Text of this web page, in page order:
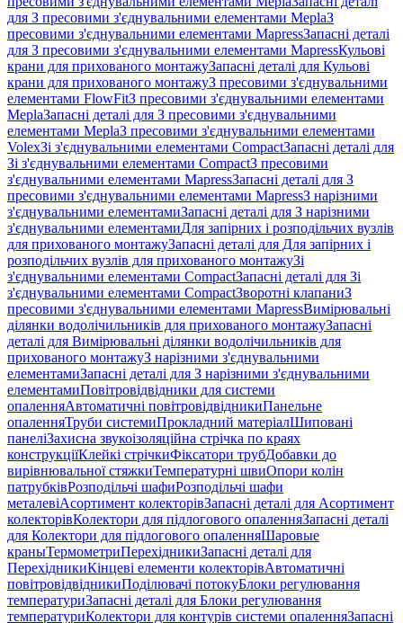
для З пресовими з'єднувальними елементами MeplaЗ
пресовими з'єднувальними елементами MapressЗапасні деталі
для З пресовими з'єднувальними елементами MapressКульові
крани для прихованого монтажуЗапасні деталі для Кульові
крани для прихованого монтажуЗ пресовими з'єднувальними
елементами FlowFitЗ пресовими з'єднувальними елементами
MeplaЗапасні деталі для З пресовими з'єднувальними
елементами MeplaЗ пресовими з'єднувальними елементами
VolexЗі з'єднувальними елементами CompactЗапасні деталі для
Зі з'єднувальними елементами CompactЗ пресовими
з'єднувальними елементами MapressЗапасні деталі для З
пресовими з'єднувальними елементами MapressЗ нарізними
з'єднувальними елементамиЗапасні деталі для З нарізними
з'єднувальними елементамиДля запірних і розподільчих вузлів
для прихованого монтажуЗапасні деталі для Для запірних і
розподільчих вузлів для прихованого монтажуЗі
з'єднувальними елементами CompactЗапасні деталі для Зі
з'єднувальними елементами CompactЗворотні клапаниЗ
пресовими з'єднувальними елементами MapressВимірювальні
ділянки водолічильників для прихованого монтажуЗапасні
деталі для Вимірювальні ділянки водолічильників для
прихованого монтажуЗ нарізними з'єднувальними
елементамиЗапасні деталі для З нарізними з'єднувальними
елементамиПовітровідвідники для системи
опаленняАвтоматичні повітровідвідникиПанельне
опаленняТруби системиПрокладний матеріалШиповані
панеліЗахисна звукоізоляційна стрічка по краях
конструкціїКлейкі стрічкиФіксатори трубДобавки до
вирівнювальної стяжкиТемпературні швиОпори колін
патрубківРозподільчі шафиРозподільчі шафи
металевіАсортимент колекторівЗапасні деталі для Асортимент
колекторівКолектори для підлогового опаленняЗапасні деталі
для Колектори для підлогового опаленняШаровые
краныТермометриПерехідникиЗапасні деталі для
ПерехідникиКінцеві елементи колекторівАвтоматичні
повітровідвідникиПоділювачі потокуБлоки регулювання
температуриЗапасні деталі для Блоки регулювання
температуриКолектори для контурів системи опаленняЗапасні